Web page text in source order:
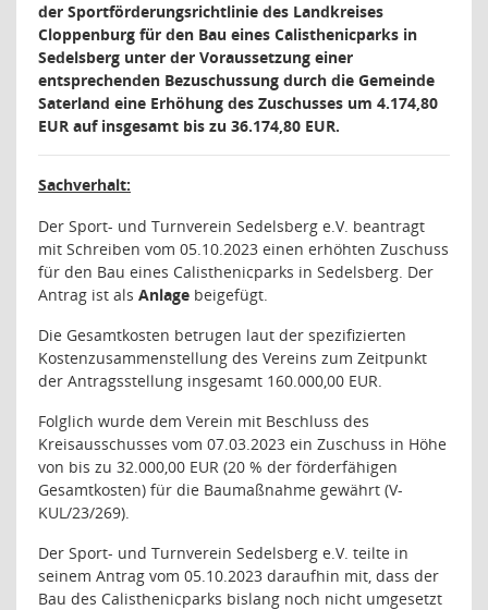
der Sportförderungsrichtlinie des Landkreises
Cloppenburg für den Bau eines Calisthenicparks in
Sedelsberg unter der Voraussetzung einer
entsprechenden Bezuschussung durch die Gemeinde
Saterland eine Erhöhung des Zuschusses um 4.174,80
EUR auf insgesamt bis zu 36.174,80 EUR.
Sachverhalt:
Der Sport- und Turnverein Sedelsberg e.V. beantragt
mit Schreiben vom 05.10.2023 einen erhöhten Zuschuss
für den Bau eines Calisthenicparks in Sedelsberg. Der
Antrag ist als Anlage beigefügt.
Die Gesamtkosten betrugen laut der spezifizierten
Kostenzusammenstellung des Vereins zum Zeitpunkt
der Antragsstellung insgesamt 160.000,00 EUR.
Folglich wurde dem Verein mit Beschluss des
Kreisausschusses vom 07.03.2023 ein Zuschuss in Höhe
von bis zu 32.000,00 EUR (20 % der förderfähigen
Gesamtkosten) für die Baumaßnahme gewährt (V-
KUL/23/269).
Der Sport- und Turnverein Sedelsberg e.V. teilte in
seinem Antrag vom 05.10.2023 daraufhin mit, dass der
Bau des Calisthenicparks bislang noch nicht umgesetzt